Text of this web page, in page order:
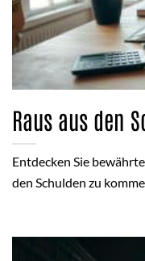
Raus aus den
Entdecken Sie
den Schulden zu